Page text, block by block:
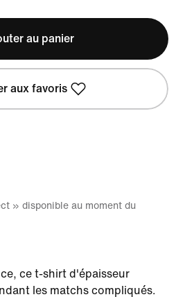
au panier
aux favoris
» disponible au moment du
ce t-shirt d'épaisseur
les matchs compliqués.